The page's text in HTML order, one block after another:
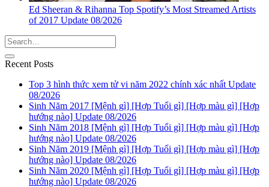
Ed Sheeran & Rihanna Top Spotify’s Most Streamed Artists
of 2017 Update 08/2026
Recent Posts
Top 3 hình thức xem tử vi năm 2022 chính xác nhất Update
08/2026
Sinh Năm 2017 [Mệnh gì] [Hợp Tuổi gì] [Hợp màu gì] [Hợp
hướng nào] Update 08/2026
Sinh Năm 2018 [Mệnh gì] [Hợp Tuổi gì] [Hợp màu gì] [Hợp
hướng nào] Update 08/2026
Sinh Năm 2019 [Mệnh gì] [Hợp Tuổi gì] [Hợp màu gì] [Hợp
hướng nào] Update 08/2026
Sinh Năm 2020 [Mệnh gì] [Hợp Tuổi gì] [Hợp màu gì] [Hợp
hướng nào] Update 08/2026